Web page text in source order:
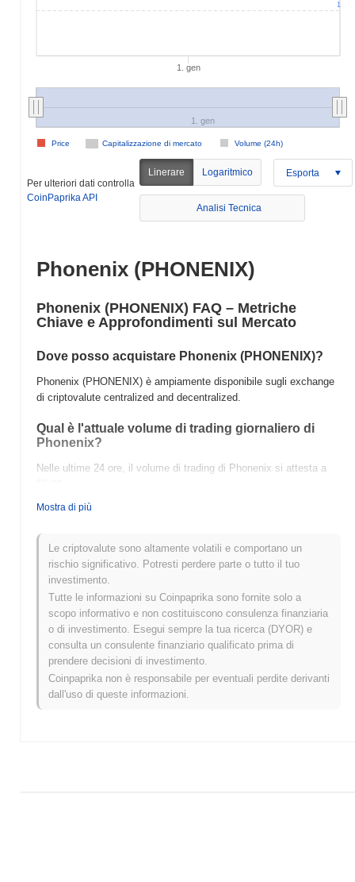
1. gen
Capitalizzazione di mercato Volume (24h)
Price
1. gen
1
Per ulteriori dati controlla
CoinPaprika API
Linerare Logaritmico Esporta
Analisi Tecnica
Phonenix (PHONENIX)
Phonenix (PHONENIX) FAQ – Metriche
Chiave e Approfondimenti sul Mercato
Dove posso acquistare Phonenix (PHONENIX)?
Phonenix (PHONENIX) è ampiamente disponibile sugli exchange
di criptovalute centralized and decentralized.
Qual è l'attuale volume di trading giornaliero di
Phonenix?
Nelle ultime 24 ore, il volume di trading di Phonenix si attesta a
Qual è lo storico della fascia di prezzo di
Massimo Storico (ATH):$0.006545
Minimo Storico (ATL): $0.00
Phonenix è attualmente scambiato ~99.95% al di sotto del suo
ATH .
Come si sta comportando Phonenix rispetto al
mercato crypto più ampio?
Negli ultimi 7 giorni, Phonenix ha guadagnato
mercato crypto complessivo che ha registrato un calo del
Mostra di più
Le criptovalute sono altamente volatili e comportano un
rischio significativo. Potresti perdere parte o tutto il tuo
investimento.
Tutte le informazioni su Coinpaprika sono fornite solo a
scopo informativo e non costituiscono consulenza finanziaria
o di investimento. Esegui sempre la tua ricerca (DYOR) e
consulta un consulente finanziario qualificato prima di
prendere decisioni di investimento.
Coinpaprika non è responsabile per eventuali perdite derivanti
dall'uso di queste informazioni.